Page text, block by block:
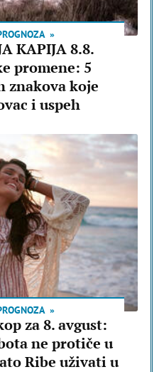
KAPIJA 8.8.
promene: 5
znakova koje
i uspeh
za 8. avgust:
ne protiče u
Ribe uživati u